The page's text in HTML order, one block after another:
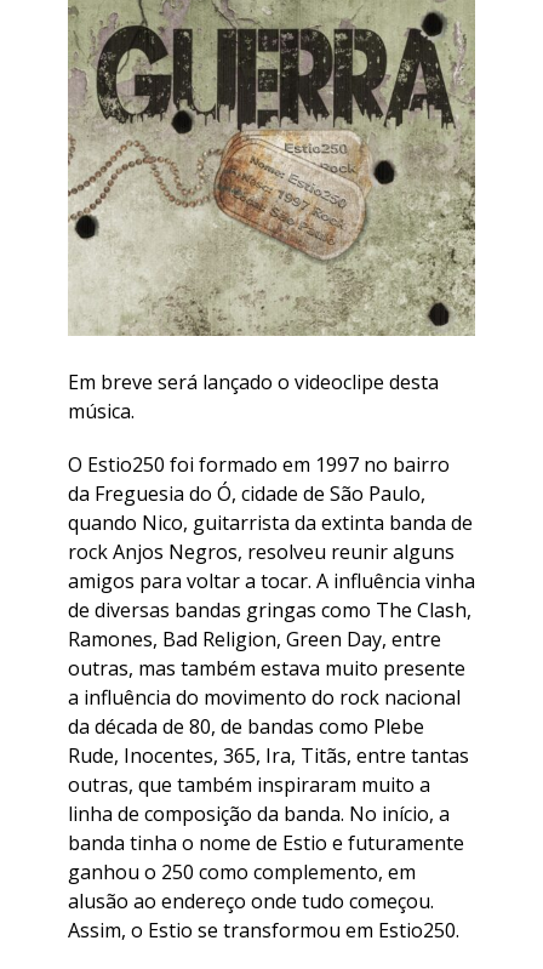
Em breve será lançado o videoclipe desta
música.
O Estio250 foi formado em 1997 no bairro
da Freguesia do Ó, cidade de São Paulo,
quando Nico, guitarrista da extinta banda de
rock Anjos Negros, resolveu reunir alguns
amigos para voltar a tocar. A influência vinha
de diversas bandas gringas como The Clash,
Ramones, Bad Religion, Green Day, entre
outras, mas também estava muito presente
a influência do movimento do rock nacional
da década de 80, de bandas como Plebe
Rude, Inocentes, 365, Ira, Titãs, entre tantas
outras, que também inspiraram muito a
linha de composição da banda. No início, a
banda tinha o nome de Estio e futuramente
ganhou o 250 como complemento, em
alusão ao endereço onde tudo começou.
Assim, o Estio se transformou em Estio250.